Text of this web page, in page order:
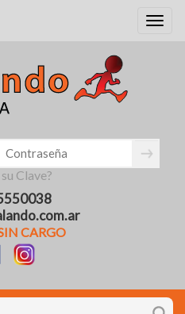
Toggle
Clave?
CARGO